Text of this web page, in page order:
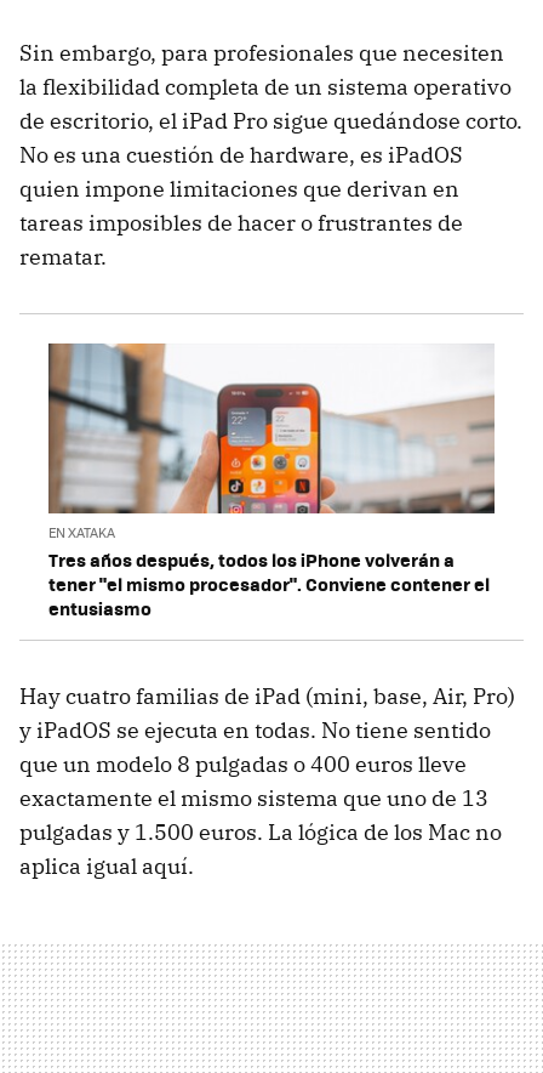
Sin embargo, para profesionales que necesiten
la flexibilidad completa de un sistema operativo
de escritorio, el iPad Pro sigue quedándose corto.
No es una cuestión de hardware, es iPadOS
quien impone limitaciones que derivan en
tareas imposibles de hacer o frustrantes de
rematar.
EN XATAKA
Tres años después, todos los iPhone volverán a
tener "el mismo procesador". Conviene contener el
entusiasmo
Hay cuatro familias de iPad (mini, base, Air, Pro)
y iPadOS se ejecuta en todas. No tiene sentido
que un modelo 8 pulgadas o 400 euros lleve
exactamente el mismo sistema que uno de 13
pulgadas y 1.500 euros. La lógica de los Mac no
aplica igual aquí.